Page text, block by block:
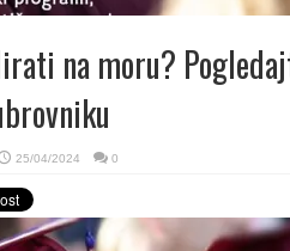
na moru?
25/04/2024 0